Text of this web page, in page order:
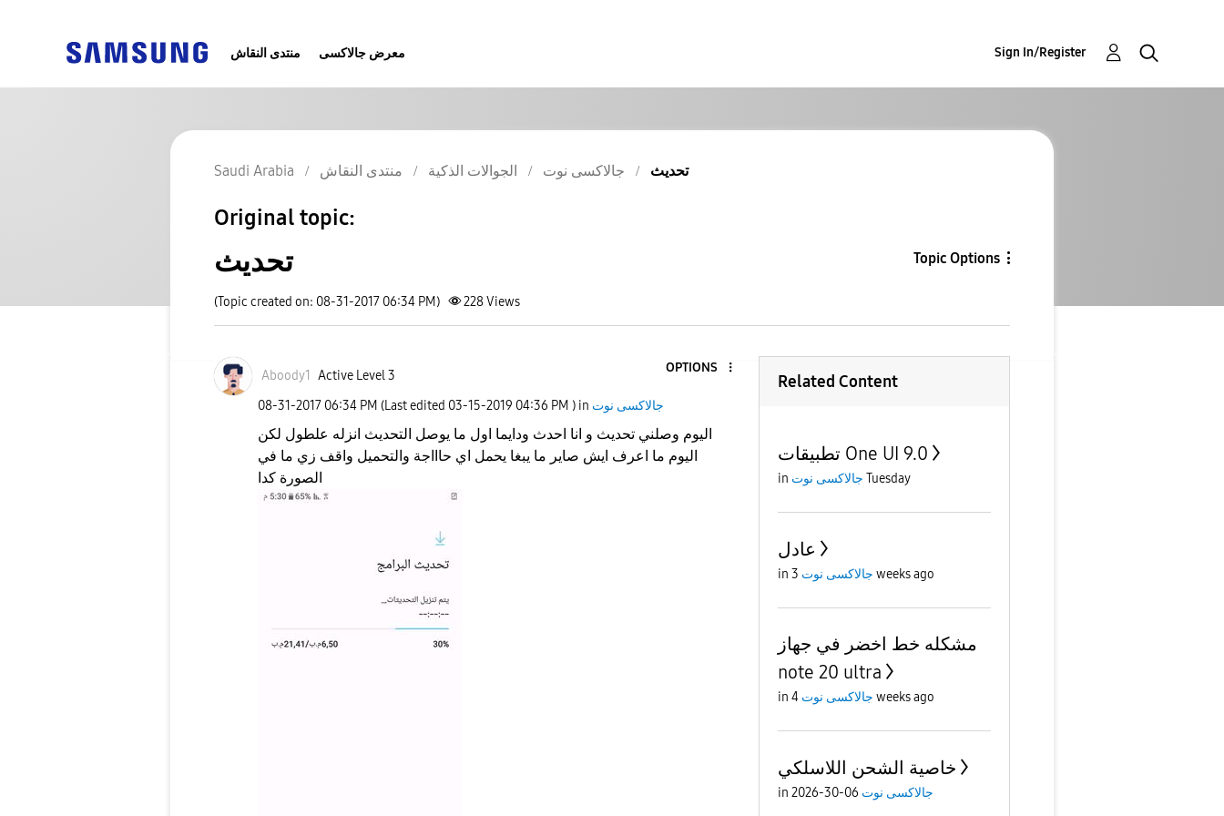
منتدى النقاش معرض جالاكسى Sign In/Register
Saudi Arabia منتدى النقاش الجوالات الذكية جالاكسى نوت تحديث
Original topic:
تحديث Topic Options
(Topic created on: 08-31-2017 06:34 PM) 228Views
Aboody1 Active Level 3
OPTIONS
‎08-31-2017 06:34 PM (Last edited ‎03-15-2019 04:36 PM ) in جالاكسى نوت
اليوم وصلني تحديث و انا احدث ودايما اول ما يوصل التحديث انزله علطول لكن
اليوم ما اعرف ايش صاير ما يبغا يحمل اي حاااجة والتحميل واقف زي ما في
الصورة كدا
Related Content
تطبيقات One UI 9.0
in جالاكسى نوت Tuesday
عادل
in جالاكسى نوت 3 weeks ago
مشكله خط اخضر في جهاز
note 20 ultra
in جالاكسى نوت 4 weeks ago
خاصية الشحن اللاسلكي
in جالاكسى نوت 06-30-2026